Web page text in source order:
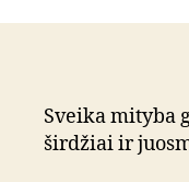
Sveika mityba
širdžiai ir